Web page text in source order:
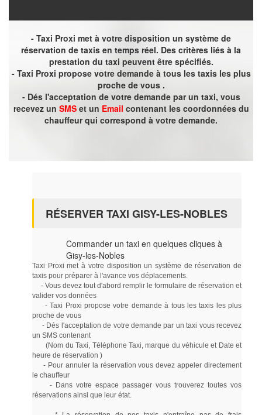
- Taxi Proxi met à votre disposition un système de
réservation de taxis en temps réel. Des critères liés à la
prestation du taxi peuvent être spécifiés.
- Taxi Proxi propose votre demande à tous les taxis les plus
proche de vous .
- Dés l'acceptation de votre demande par un taxi, vous
recevez un SMSet un Email contenant les coordonnées du
chauffeur qui correspond à votre demande.
RÉSERVER TAXI GISY-LES-NOBLES
Commander un taxi en quelques cliques à
Gisy-les-Nobles
Taxi Proxi met à votre disposition un système de réservation de
taxis pour préparer à l'avance vos déplacements.
- Vous devez tout d'abord remplir le formulaire de réservation et
valider vos données
- Taxi Proxi propose votre demande à tous les taxis les plus
proche de vous
- Dés l'acceptation de votre demande par un taxi vous recevez
un SMS contenant
(Nom du Taxi, Téléphone Taxi, marque du véhicule et Date et
heure de réservation )
- Pour annuler la réservation vous devez appeler directement
le chauffeur
- Dans votre espace passager vous trouverez toutes vos
réservations ainsi que leur état.